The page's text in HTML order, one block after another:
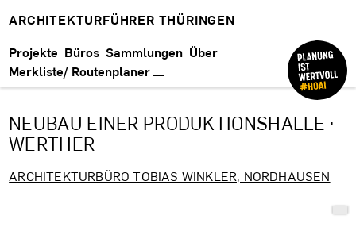
ARCHITEKTURFÜHRER THÜRINGEN
Projekte Büros Sammlungen Über
Merkliste/ Routenplaner
NEUBAU EINER PRODUKTIONSHALLE ·
WERTHER
ARCHITEKTURBÜRO TOBIAS WINKLER, NORDHAUSEN